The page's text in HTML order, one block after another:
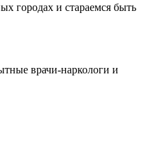
городах и стараемся быть
врачи-наркологи и